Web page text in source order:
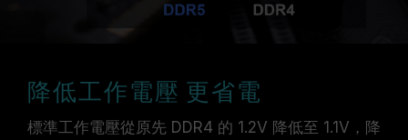
降低工作電壓 更省電
標準工作電壓從原先 DDR4 的 1.2V 降低至 1.1V，降